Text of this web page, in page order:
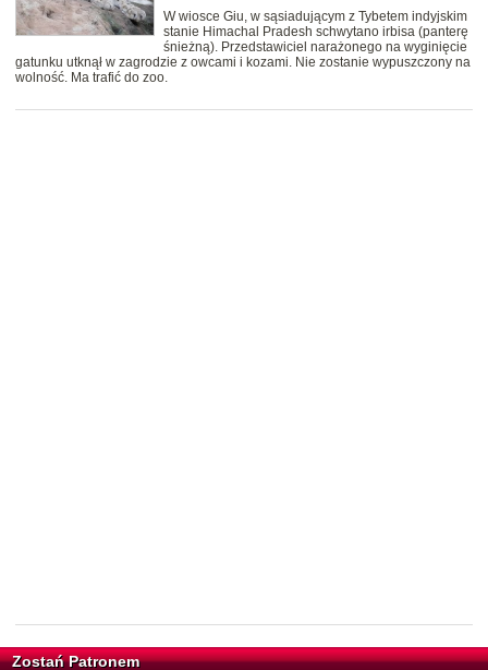
W wiosce Giu, w sąsiadującym z Tybetem indyjskim
stanie Himachal Pradesh schwytano irbisa (panterę
śnieżną). Przedstawiciel narażonego na wyginięcie
gatunku utknął w zagrodzie z owcami i kozami. Nie zostanie wypuszczony na
wolność. Ma trafić do zoo.
Zostań Patronem